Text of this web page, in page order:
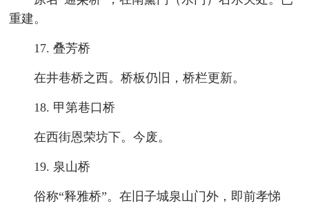
重建。
17. 叠芳桥
在井巷桥之西。桥板仍旧，桥栏更新。
18. 甲第巷口桥
在西街恩荣坊下。今废。
19. 泉山桥
俗称“释雅桥”。在旧子城泉山门外，即前孝悌